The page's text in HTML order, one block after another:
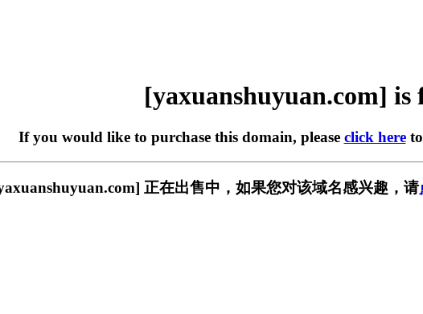
[yaxuanshuyuan.com] is
If you would like to purchase this domain, please click hereto
正在出售中，如果您对该域名感兴趣，请